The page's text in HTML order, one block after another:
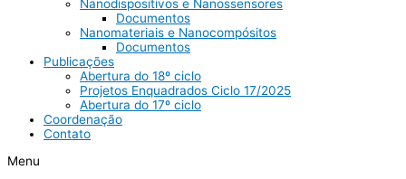
Nanodispositivos e Nanossensores
Documentos
Nanomateriais e Nanocompósitos
Documentos
Publicações
Abertura do 18º ciclo
Projetos Enquadrados Ciclo 17/2025
Abertura do 17º ciclo
Coordenação
Contato
Menu